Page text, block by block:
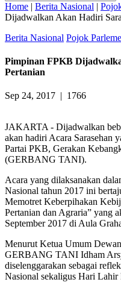
Home | Berita Nasional |
Dijadwalkan Akan Hadiri
Berita Nasional Pojok
Pimpinan FPKB
Pertanian
Sep 24, 2017 1766
JAKARTA - Dijadwalkan
akan hadiri Acara Sarasehan
Partai PKB, Gerakan
(GERBANG TANI).
Acara yang dilaksanakan
Nasional tahun 2017 ini
Memotret Keberpihakan
Pertanian dan Agraria” yang
September 2017 di Aula
Menurut Ketua Umum
GERBANG TANI Idham
diselenggarakan sebagai
Nasional sekaligus Hari